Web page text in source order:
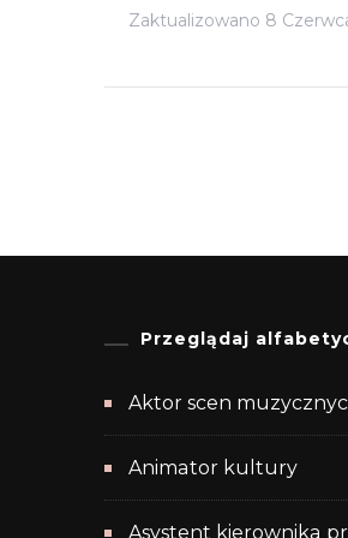
Zaktualizowano 8
Przeglądaj
Aktor scen
Animator kultury
Asystent kierownika